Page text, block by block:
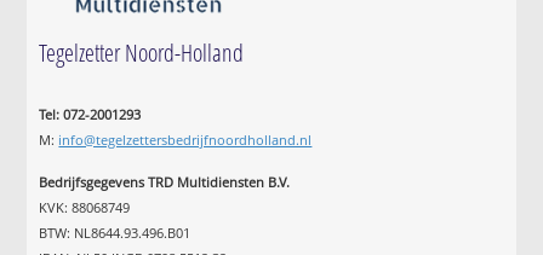
Tegelzetter Noord-Holland
Tel: 072-2001293
M: info@tegelzettersbedrijfnoordholland.nl
Bedrijfsgegevens TRD Multidiensten B.V.
KVK: 88068749
BTW: NL8644.93.496.B01